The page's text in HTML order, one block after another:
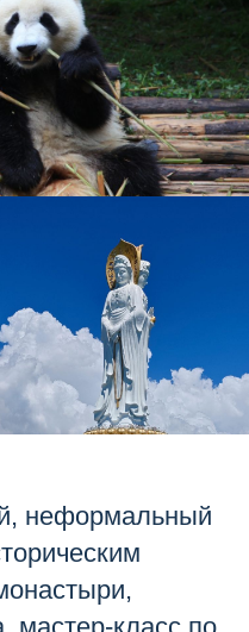
неформальный